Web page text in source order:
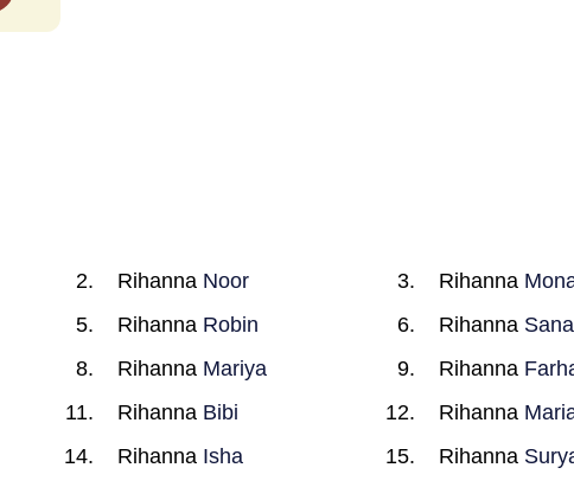
Rihanna Noor Rihanna
Rihanna Robin Rihanna Sana
Rihanna Mariya Rihanna
Rihanna Bibi Rihanna
Rihanna Isha Rihanna